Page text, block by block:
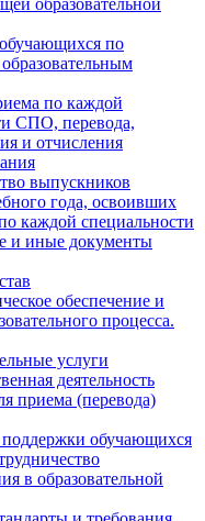
образовательной
по
по каждой
СПО, перевода,
и отчисления
выпускников
года, освоивших
специальности
и иные документы
обеспечение и
процесса.
услуги
деятельность
приема (перевода)
обучающихся
в образовательной